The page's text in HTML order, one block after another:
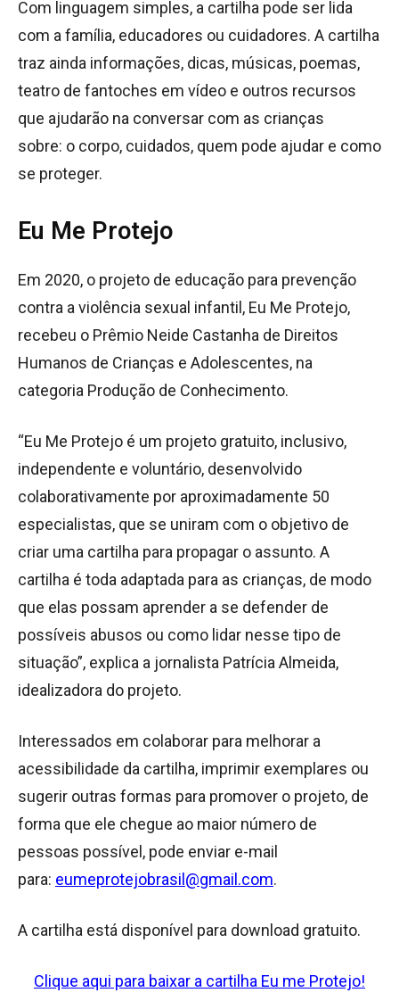
Com linguagem simples, a cartilha pode ser lida
com a família, educadores ou cuidadores. A cartilha
traz ainda informações, dicas, músicas, poemas,
teatro de fantoches em vídeo e outros recursos
que ajudarão na conversar com as crianças
sobre: o corpo, cuidados, quem pode ajudar e como
se proteger.
Eu Me Protejo
Em 2020, o projeto de educação para prevenção
contra a violência sexual infantil, Eu Me Protejo,
recebeu o Prêmio Neide Castanha de Direitos
Humanos de Crianças e Adolescentes, na
categoria Produção de Conhecimento.
“Eu Me Protejo é um projeto gratuito, inclusivo,
independente e voluntário, desenvolvido
colaborativamente por aproximadamente 50
especialistas, que se uniram com o objetivo de
criar uma cartilha para propagar o assunto. A
cartilha é toda adaptada para as crianças, de modo
que elas possam aprender a se defender de
possíveis abusos ou como lidar nesse tipo de
situação”, explica a jornalista Patrícia Almeida,
idealizadora do projeto.
Interessados em colaborar para melhorar a
acessibilidade da cartilha, imprimir exemplares ou
sugerir outras formas para promover o projeto, de
forma que ele chegue ao maior número de
pessoas possível, pode enviar e-mail
para: eumeprotejobrasil@gmail.com.
A cartilha está disponível para download gratuito.
Clique aqui para baixar a cartilha Eu me Protejo!